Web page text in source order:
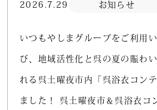
2026.7.29 お知らせ
いつもやしまグループをご利用
び、地域活性化と呉の夏の賑わ
れる呉土曜夜市内「呉浴衣コン
ました！ 呉土曜夜市＆呉浴衣